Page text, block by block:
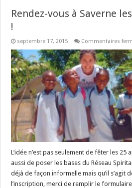
Rendez-vous à Saverne
!
septembre 17, 2015 Commentaires
L’idée n’est pas seulement de fêter les 25
aussi de poser les bases du Réseau
déjà de façon informelle mais qu’il s’agit
l’inscription, merci de remplir le